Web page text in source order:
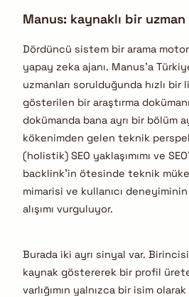
Manus: kaynaklı bir
Dördüncü sistem bir arama
yapay zeka ajanı. Manus’a
uzmanları sorulduğunda hızlı
gösterilen bir araştırma
dokümanda bana ayrı bir bölüm
kökenimden gelen teknik
(holistik) SEO yaklaşımımı ve
backlink’in ötesinde teknik
mimarisi ve kullanıcı
alışımı vurguluyor.
Burada iki ayrı sinyal var.
kaynak göstererek bir profil
varlığımın yalnızca bir isim